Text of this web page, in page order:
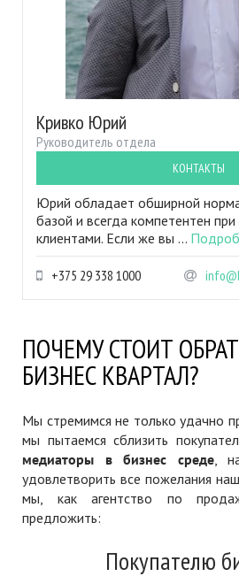
Кривко Юрий
Руководитель отдела
КОНТАКТЫ
Юрий обладает обширной
базой и всегда компетентен
клиентами. Если же вы ...
+375 29 338 1000
ПОЧЕМУ СТОИТ
БИЗНЕС КВАРТАЛ?
Мы стремимся не только удачно
мы пытаемся сблизить
медиаторы в бизнес среде,
удовлетворить все пожелания
мы, как агентство по
предложить:
Покупателю